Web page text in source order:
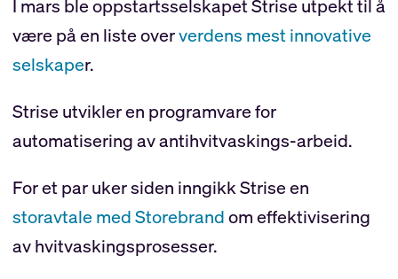
I mars ble oppstartsselskapet Strise utpekt til å
være på en liste oververdens mest innovative
selskaper.
Strise utvikler en programvare for
automatisering av antihvitvaskings-arbeid.
For et par uker siden inngikk Strise en
storavtale med Storebrandom effektivisering
av hvitvaskingsprosesser.